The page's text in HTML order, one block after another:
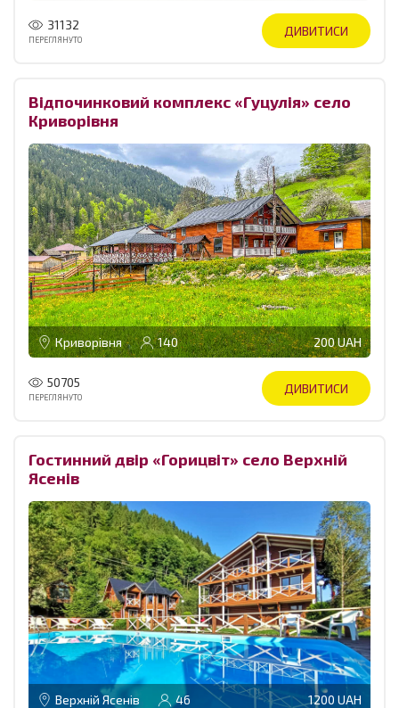
31132
ПЕРЕГЛЯНУТО
ДИВИТИСИ
Відпочинковий комплекс «Гуцулія» село
Криворівня
Криворівня 140 200 UAH
50705
ПЕРЕГЛЯНУТО
ДИВИТИСИ
Гостинний двір «Горицвіт» село Верхній
Ясенів
Верхній Ясенів 46 1200 UAH